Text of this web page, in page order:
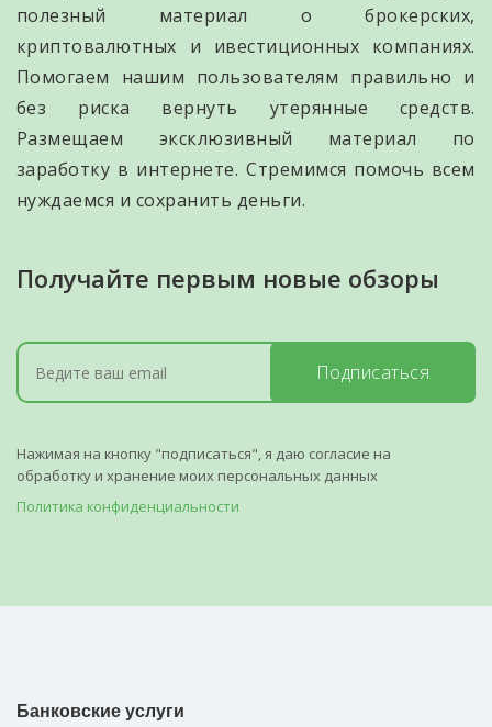
полезный материал о брокерских,
криптовалютных и ивестиционных компаниях.
Помогаем нашим пользователям правильно и
без риска вернуть утерянные средств.
Размещаем эксклюзивный материал по
заработку в интернете. Стремимся помочь всем
нуждаемся и сохранить деньги.
Получайте первым новые обзоры
Подписаться
Нажимая на кнопку "подписаться", я даю согласие на
обработку и хранение моих персональных данных
Политика конфиденциальности
Банковские услуги